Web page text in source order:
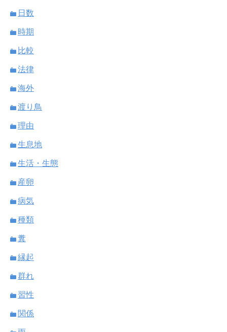
日数
時期
比較
法律
海外
渡り鳥
理由
生息地
生活・生態
産卵
病気
種類
糞
縁起
群れ
習性
関係